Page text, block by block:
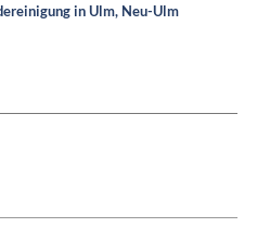
in Ulm, Neu-Ulm